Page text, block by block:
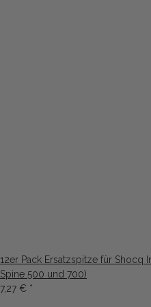
12er Pack Ersatzspitze für
Spine 500 und 700)
7,27 € *